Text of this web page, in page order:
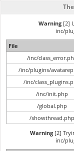
Warning[2]
inc/
File
/inc/
/inc/plugins/
/inc/
/inc/init.php
/global.php
/showthread.php
Warning[2]
inc/